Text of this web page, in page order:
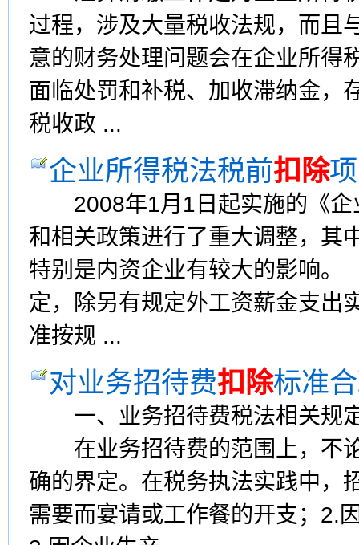
过程，涉及大量税收法规，而且
意的财务处理问题会在企业所得
面临处罚和补税、加收滞纳金，
税收政 ...
企业所得税法税前扣除
2008年1月1日起实施的《企
和相关政策进行了重大调整，其
特别是内资企业有较大的影
定，除另有规定外工资薪金支出
准按规 ...
对业务招待费扣除标准
一、业务招待费税法相关规
在业务招待费的范围上，不论
确的界定。在税务执法实践中，
需要而宴请或工作餐的开支；2.